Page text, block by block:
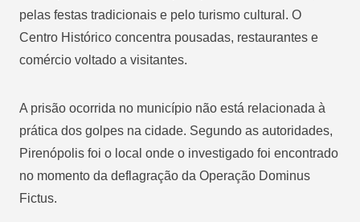
pelas festas tradicionais e pelo turismo cultural. O
Centro Histórico concentra pousadas, restaurantes e
comércio voltado a visitantes.
A prisão ocorrida no município não está relacionada à
prática dos golpes na cidade. Segundo as autoridades,
Pirenópolis foi o local onde o investigado foi encontrado
no momento da deflagração da Operação Dominus
Fictus.